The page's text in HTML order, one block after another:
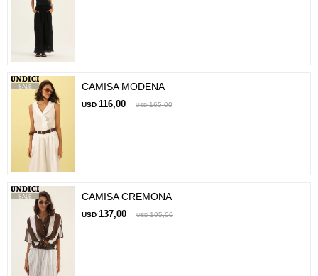
CAMISA MODENA
USD 116,00 USD 165,00
CAMISA CREMONA
USD 137,00 USD 195,00